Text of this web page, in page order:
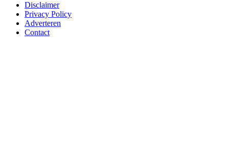
Disclaimer
Privacy Policy
Adverteren
Contact